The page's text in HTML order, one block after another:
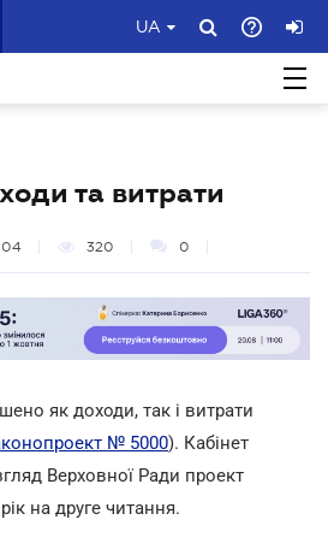
UA
та витрати
320 0
як доходи, так і витрати
№ 5000). Кабінет
Верховної Ради проект
на друге читання.